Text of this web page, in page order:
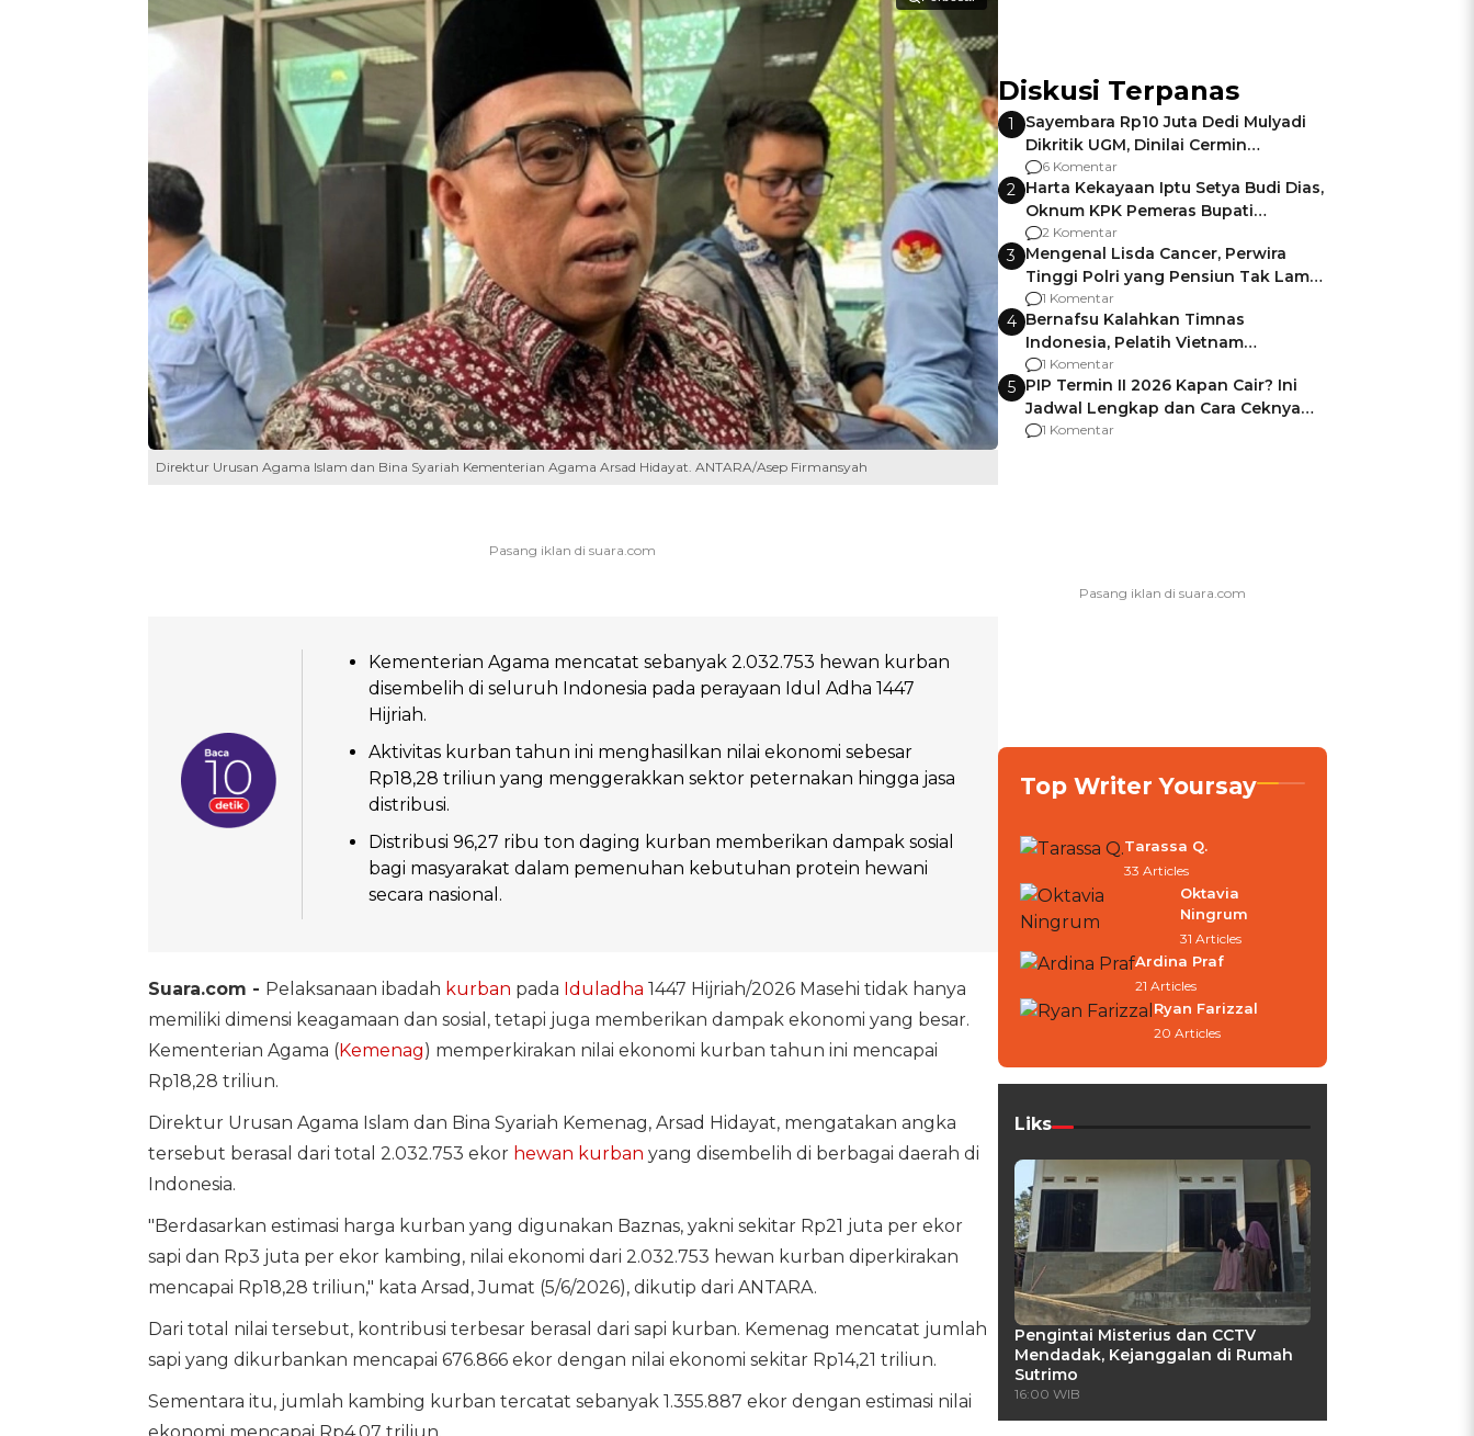
Direktur Urusan Agama Islam dan Bina Syariah Kementerian Agama Arsad Hidayat. ANTARA/Asep Firmansyah
Kementerian Agama mencatat sebanyak 2.032.753 hewan kurban
disembelih di seluruh Indonesia pada perayaan Idul Adha 1447
Hijriah.
Aktivitas kurban tahun ini menghasilkan nilai ekonomi sebesar
Rp18,28 triliun yang menggerakkan sektor peternakan hingga jasa
distribusi.
Distribusi 96,27 ribu ton daging kurban memberikan dampak sosial
bagi masyarakat dalam pemenuhan kebutuhan protein hewani
secara nasional.
Suara.com - Pelaksanaan ibadah kurban pada Iduladha 1447 Hijriah/2026 Masehi tidak hanya
memiliki dimensi keagamaan dan sosial, tetapi juga memberikan dampak ekonomi yang besar.
Kementerian Agama (Kemenag) memperkirakan nilai ekonomi kurban tahun ini mencapai
Rp18,28 triliun.
Direktur Urusan Agama Islam dan Bina Syariah Kemenag, Arsad Hidayat, mengatakan angka
tersebut berasal dari total 2.032.753 ekor hewan kurban yang disembelih di berbagai daerah di
Indonesia.
"Berdasarkan estimasi harga kurban yang digunakan Baznas, yakni sekitar Rp21 juta per ekor
sapi dan Rp3 juta per ekor kambing, nilai ekonomi dari 2.032.753 hewan kurban diperkirakan
mencapai Rp18,28 triliun," kata Arsad, Jumat (5/6/2026), dikutip dari ANTARA.
Dari total nilai tersebut, kontribusi terbesar berasal dari sapi kurban. Kemenag mencatat jumlah
sapi yang dikurbankan mencapai 676.866 ekor dengan nilai ekonomi sekitar Rp14,21 triliun.
Sementara itu, jumlah kambing kurban tercatat sebanyak 1.355.887 ekor dengan estimasi nilai
ekonomi mencapai Rp4,07 triliun.
Diskusi Terpanas
1
Sayembara Rp10 Juta Dedi Mulyadi
Dikritik UGM, Dinilai Cermin
Gagalnya Negara Jamin Keamanan
6 Komentar
2 Harta Kekayaan Iptu Setya Budi Dias,
Oknum KPK Pemeras Bupati
Pemalang
2 Komentar
3 Mengenal Lisda Cancer, Perwira
Tinggi Polri yang Pensiun Tak Lama
Usai Jadi Brigjen
1 Komentar
4 Bernafsu Kalahkan Timnas
Indonesia, Pelatih Vietnam
Berencana Pakai Jimat di Pakansari
1 Komentar
5 PIP Termin II 2026 Kapan Cair? Ini
Jadwal Lengkap dan Cara Ceknya
agar Dana Tidak Hangus!
1 Komentar
Top Writer Yoursay
Tarassa Q.
33 Articles
Oktavia
Ningrum
31 Articles
Ardina Praf
21 Articles
Ryan Farizzal
20 Articles
Liks
Pengintai Misterius dan CCTV
Mendadak, Kejanggalan di Rumah
Sutrimo
16:00 WIB